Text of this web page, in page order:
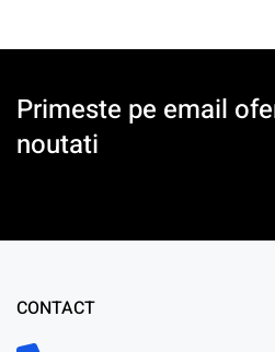
Primeste pe email
noutati
CONTACT